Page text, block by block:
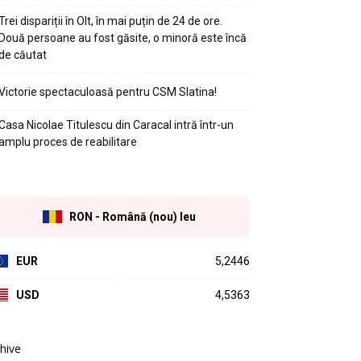
dispariții în Olt, în mai puțin de 24 de ore.
persoane au fost găsite, o minoră este încă
căutat
spectaculoasă pentru CSM Slatina!
Nicolae Titulescu din Caracal intră într-un
proces de reabilitare
RON - Română (nou) leu
EUR 5,2446
USD 4,5363